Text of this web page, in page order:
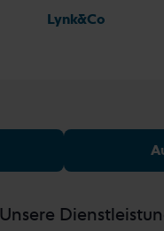
Lynk&Co
Unsere